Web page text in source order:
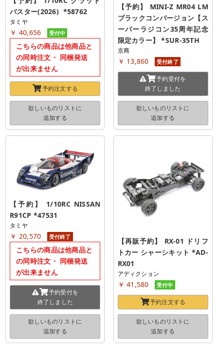
バスター(2026)  *58762
タミヤ
￥ 40,656 受付中
こちらの商品は他商品と
の同時注文・ 同梱発送
が出来ません
予約注文する
欲しいものリストに
追加する
【予約】 MINI-Z MR04 LM
ブラックコンバージョン【ス
ーパーラジコン35周年記念
限定カラー】 *SUR-35TH
京商
￥ 13,860 受付終了
予約受付を
終了しました
欲しいものリストに
追加する
【予約】 1/10RC NISSAN
R91CP *47531
タミヤ
￥ 20,570 受付終了
こちらの商品は他商品と
の同時注文・ 同梱発送
が出来ません
予約受付を
終了しました
欲しいものリストに
追加する
【再販予約】 RX-01 ドリフ
トカー シャーシキット *AD-
RX01
アディクション
￥ 41,580 受付中
予約注文する
欲しいものリストに
追加する